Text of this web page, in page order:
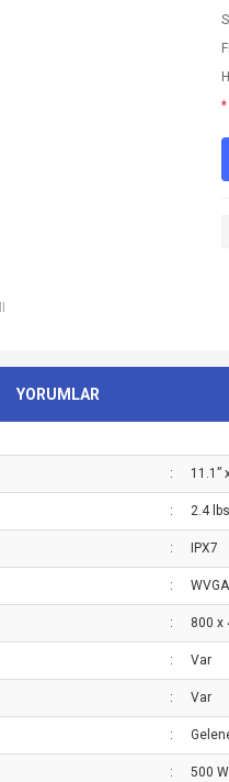
*
YORUMLAR
: 11.1”
: 2.4
: IPX7
:
: 800 x
: Var
: Var
:
: 500